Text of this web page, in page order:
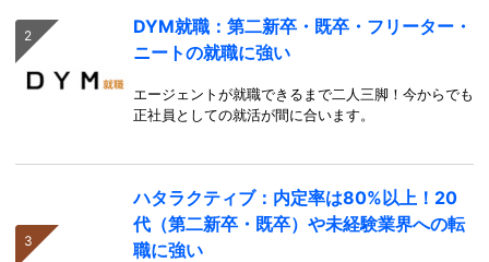
DYM就職：第二新卒・既卒・フリーター・
ニートの就職に強い
エージェントが就職できるまで二人三脚！今からでも
正社員としての就活が間に合います。
ハタラクティブ：内定率は80%以上！20
代（第二新卒・既卒）や未経験業界への転
職に強い